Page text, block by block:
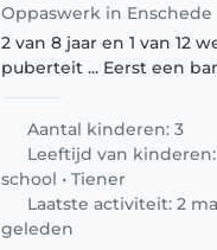
Oppaswerk in Enschede
2 van 8 jaar en 1 van 12
puberteit ... Eerst een band
kinderen compleet het
huishouden opknappen
natuurlijk niet..
Aantal kinderen: 3
Leeftijd van kinderen:
school •Tiener
Laatste activiteit: 2
geleden